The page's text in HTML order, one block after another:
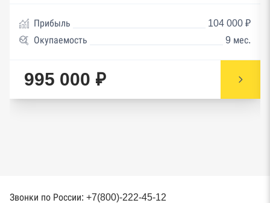
Прибыль
104 000 ₽
Окупаемость
9 мес.
995 000 ₽
Звонки по России: +7(800)-222-45-12